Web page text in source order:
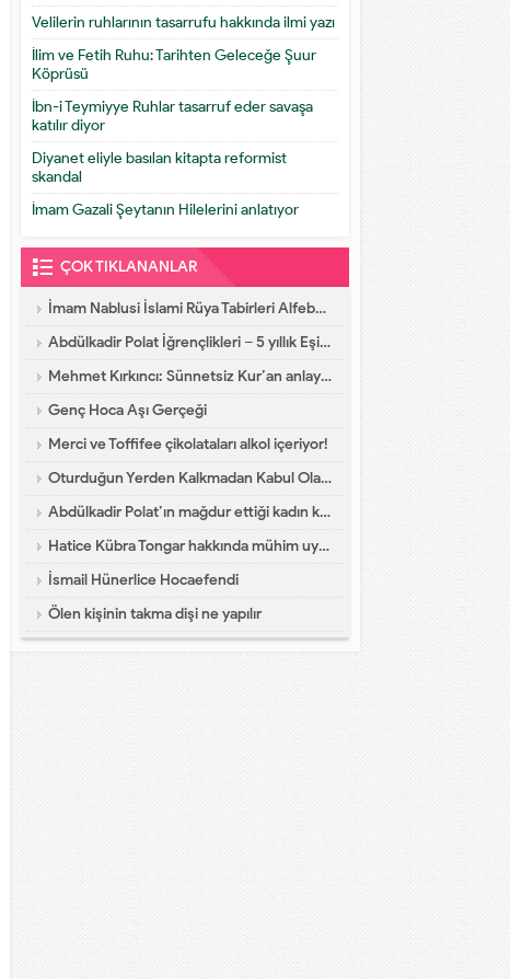
Velilerin ruhlarının tasarrufu hakkında ilmi yazı
İlim ve Fetih Ruhu: Tarihten Geleceğe Şuur
Köprüsü
İbn-i Teymiyye Ruhlar tasarruf eder savaşa
katılır diyor
Diyanet eliyle basılan kitapta reformist
skandal
İmam Gazali Şeytanın Hilelerini anlatıyor
ÇOK TIKLANANLAR
İmam Nablusi İslami Rüya Tabirleri Alfebatik Sıra
Abdülkadir Polat İğrençlikleri – 5 yıllık Eşinin İtirafları
Mehmet Kırkıncı: Sünnetsiz Kur’an anlayışı hastalıktır, dalalettir!
Genç Hoca Aşı Gerçeği
Merci ve Toffifee çikolataları alkol içeriyor!
Oturduğun Yerden Kalkmadan Kabul Olacak Dua
Abdülkadir Polat’ın mağdur ettiği kadın konuştu
Hatice Kübra Tongar hakkında mühim uyarı
İsmail Hünerlice Hocaefendi
Ölen kişinin takma dişi ne yapılır